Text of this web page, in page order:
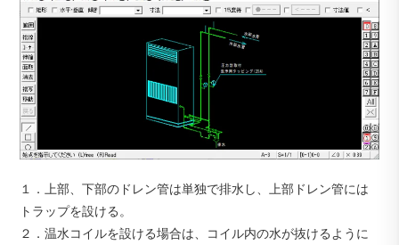
１．上部、下部のドレン管は単独で排水し、上部ドレン管には
トラップを設ける。
２．温水コイルを設ける場合は、コイル内の水が抜けるように